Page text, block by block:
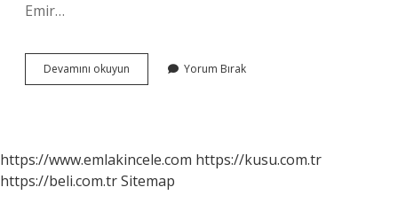
Emir…
Devamını okuyun
Çelebi
Yorum Bırak
https://www.emlakincele.com https://kusu.com.tr
https://beli.com.trSitemap